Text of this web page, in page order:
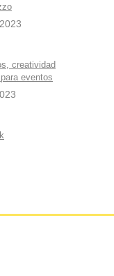
creatividad
eventos